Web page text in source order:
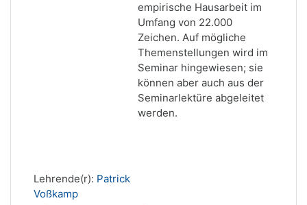
empirische Hausarbeit im
Umfang von 22.000
Zeichen. Auf mögliche
Themenstellungen wird im
Seminar hingewiesen; sie
können aber auch aus der
Seminarlektüre abgeleitet
werden.
Lehrende(r): Patrick
Voßkamp